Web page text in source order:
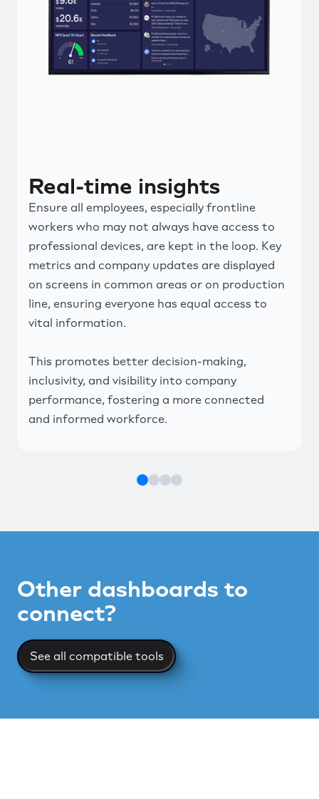
Real-time insights
Ensure all employees, especially frontline
workers who may not always have access to
professional devices, are kept in the loop. Key
metrics and company updates are displayed
on screens in common areas or on production
line, ensuring everyone has equal access to
vital information.
This promotes better decision-making,
inclusivity, and visibility into company
performance, fostering a more connected
and informed workforce.
Other dashboards to
connect?
See all compatible toolsSee all compatible tools